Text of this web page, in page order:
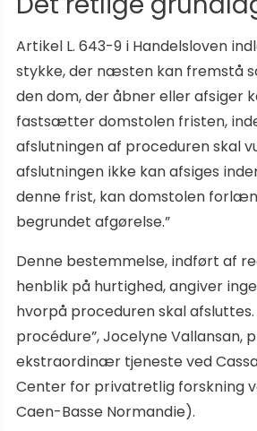
Artikel L. 643-9 i Handelsloven
stykke, der næsten kan fremstå
den dom, der åbner eller afsiger
fastsætter domstolen fristen,
afslutningen af proceduren skal
afslutningen ikke kan afsiges
denne frist, kan domstolen
begrundet afgørelse.”
Denne bestemmelse, indført af
henblik på hurtighed, angiver
hvorpå proceduren skal
procédure”, Jocelyne Vallansan,
ekstraordinær tjeneste ved
Center for privatretlig forskning
Caen-Basse Normandie).